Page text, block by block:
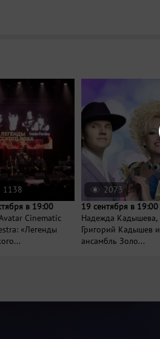
1138
в 19:00
Cinematic
«Легенды
2073
19 сентября в 19:00
Надежда Кадышева,
Григорий Кадышев и
ансамбль Золо...